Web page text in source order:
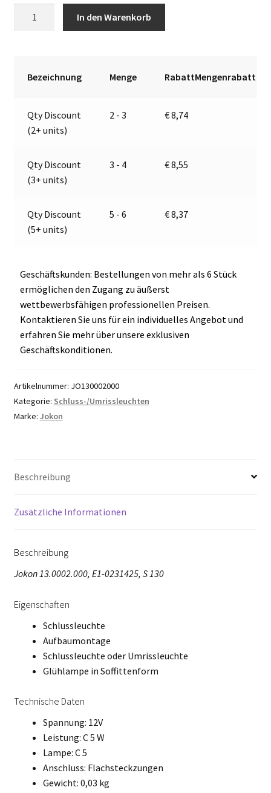
0231425
Menge
In den Warenkorb
r
t
e
Bezeichnung Menge RabattMengenrabatt
Qty Discount
(2+ units)
2 - 3 €8,74
Qty Discount
(3+ units)
3 - 4 €8,55
Qty Discount
(5+ units)
5 - 6 €8,37
Geschäftskunden: Bestellungen von mehr als 6 Stück
ermöglichen den Zugang zu äußerst
wettbewerbsfähigen professionellen Preisen.
Kontaktieren Sie uns für ein individuelles Angebot und
erfahren Sie mehr über unsere exklusiven
Geschäftskonditionen.
Artikelnummer: JO130002000
Kategorie: Schluss-/Umrissleuchten
Marke: Jokon
Beschreibung
Zusätzliche Informationen
Beschreibung
Jokon 13.0002.000, E1-0231425, S 130
Eigenschaften
Schlussleuchte
Aufbaumontage
Schlussleuchte oder Umrissleuchte
Glühlampe in Soffittenform
Technische Daten
Spannung: 12V
Leistung: C 5 W
Lampe: C 5
Anschluss: Flachsteckzungen
Gewicht: 0,03 kg